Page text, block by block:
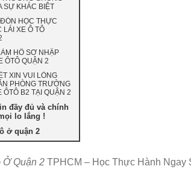
SỰ KHÁC BIỆT
HỌC THỰC
LÁI XE Ô TÔ
HỒ SƠ NHẬP
ÔTÔ QUẬN 2
XIN VUI LÒNG
PHÒNG TRƯỜNG
ÔTÔ B2 TẠI QUẬN 2
đầy đủ và chính
lo lắng !
ở quận 2
Ở Quận 2 TPHCM – Học Thực Hành